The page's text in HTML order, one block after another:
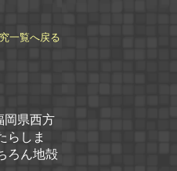
岡県西方
らしま
ろん地殻
一覧へ戻る